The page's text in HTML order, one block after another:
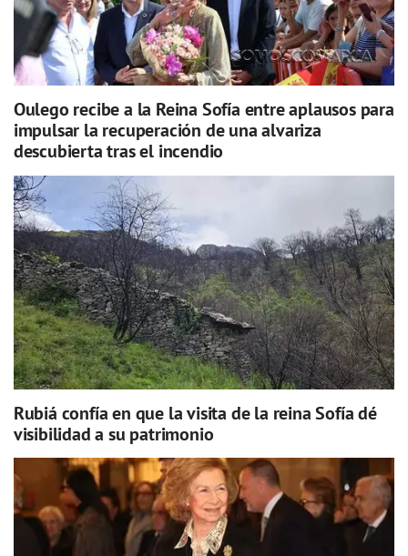
Oulego recibe a la Reina Sofía entre aplausos para
impulsar la recuperación de una alvariza
descubierta tras el incendio
Rubiá confía en que la visita de la reina Sofía dé
visibilidad a su patrimonio